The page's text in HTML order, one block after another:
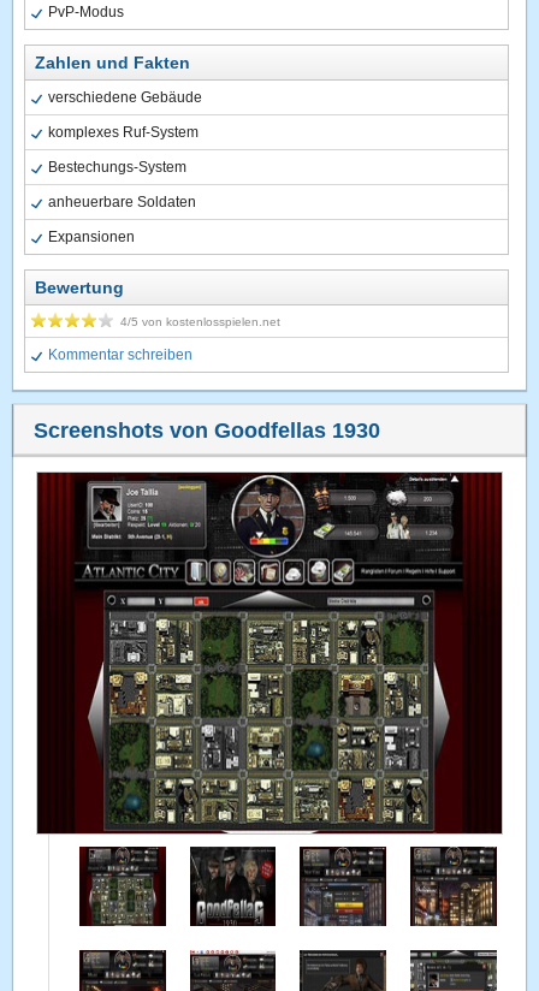
PvP-Modus
Zahlen und Fakten
verschiedene Gebäude
komplexes Ruf-System
Bestechungs-System
anheuerbare Soldaten
Expansionen
Bewertung
4/5 vonkostenlosspielen.net
Kommentar schreiben
Screenshots von Goodfellas 1930